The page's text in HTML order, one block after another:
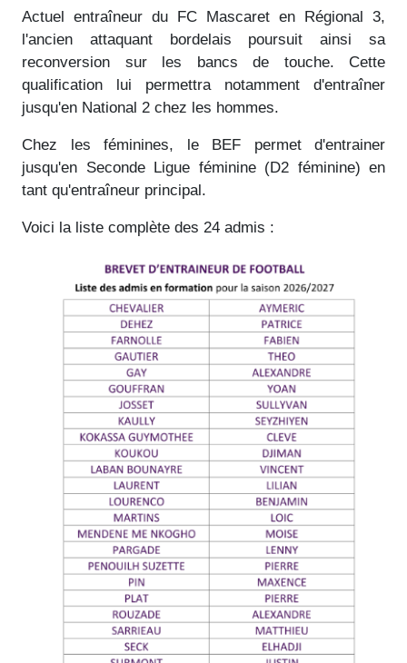
Actuel entraîneur du FC Mascaret en Régional 3,
l'ancien attaquant bordelais poursuit ainsi sa
reconversion sur les bancs de touche. Cette
qualification lui permettra notamment d'entraîner
jusqu'en National 2 chez les hommes.
Chez les féminines, le BEF permet d'entrainer
jusqu'en Seconde Ligue féminine (D2 féminine) en
tant qu'entraîneur principal.
Voici la liste complète des 24 admis :